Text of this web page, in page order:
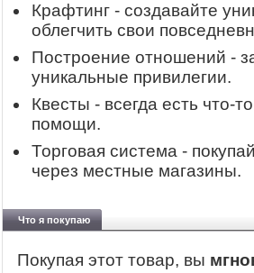
Крафтинг - создавайте
облегчить свои
Построение отношений -
уникальные привилегии.
Квесты - всегда есть что-
помощи.
Торговая система -
через местные магазины.
Что я покупаю
Покупая этот товар, вы